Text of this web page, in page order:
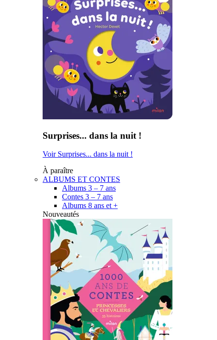
Surprises... dans la nuit !
Voir Surprises... dans la nuit !
À paraître
ALBUMS ET CONTES
Albums 3 – 7 ans
Contes 3 – 7 ans
Albums 8 ans et +
Nouveautés